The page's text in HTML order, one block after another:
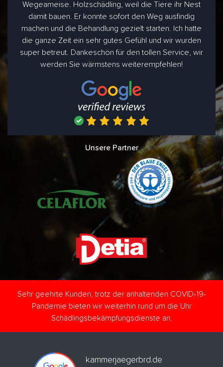
Wegeameise. Holzschädling, weil die Tiere ihr Nest
damit bauen. Er konnte sofort den Weg ausfindig
machen und die Behandlung gezielt starten. Ich hatte
die ganze Zeit ein sehr gutes Gefühl und wir wurden
super betreut. Dankeschön für den tollen Service, wir
werden Sie wärmstens weiterempfehlen!
Unsere Partner
Sehr geehrte Kunden, trotz der anhaltenden COVID-19-
Pandemie bieten wir weiterhin rund um die Uhr
Schädlingsbekämpfungsdienste an.
kammerjaegerbrd.de